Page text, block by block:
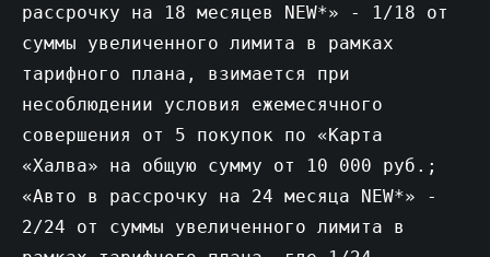
рассрочку на 18 месяцев NEW*» - 1/18 от
суммы увеличенного лимита в рамках
тарифного плана, взимается при
несоблюдении условия ежемесячного
совершения от 5 покупок по «Карта
«Халва» на общую сумму от 10 000 руб.;
«Авто в рассрочку на 24 месяца NEW*» -
2/24 от суммы увеличенного лимита в